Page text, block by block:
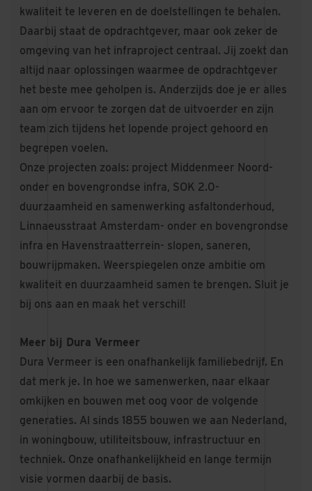
kwaliteit te leveren en de doelstellingen te behalen.
Daarbij staat de opdrachtgever, maar ook zeker de
omgeving van het infraproject centraal. Jij zoekt dan
altijd naar oplossingen waarmee de opdrachtgever
het beste mee geholpen is. Anderzijds doe je er alles
aan om ervoor te zorgen dat de uitvoerder en zijn
team zich tijdens het lopende project gehoord en
begrepen voelen.
Onze projecten zoals: project Middenmeer Noord-
onder en bovengrondse infra, SOK 2.0-
duurzaamheid en samenwerking asfaltonderhoud,
Linnaeusstraat Amsterdam- onder en bovengrondse
infra en Havenstraatterrein- slopen, saneren,
bouwrijpmaken. Weerspiegelen onze ambitie om
kwaliteit en duurzaamheid samen te brengen. Sluit je
bij ons aan en maak het verschil!
Meer bij Dura Vermeer
Dura Vermeer is een onafhankelijk familiebedrijf. En
dat merk je. In hoe we samenwerken, naar elkaar
omkijken en bouwen met oog voor de volgende
generaties. Al sinds 1855 bouwen we aan Nederland,
in woningbouw, utiliteitsbouw, infrastructuur en
techniek. Onze onafhankelijkheid en lange termijn
visie vormen daarbij de basis.